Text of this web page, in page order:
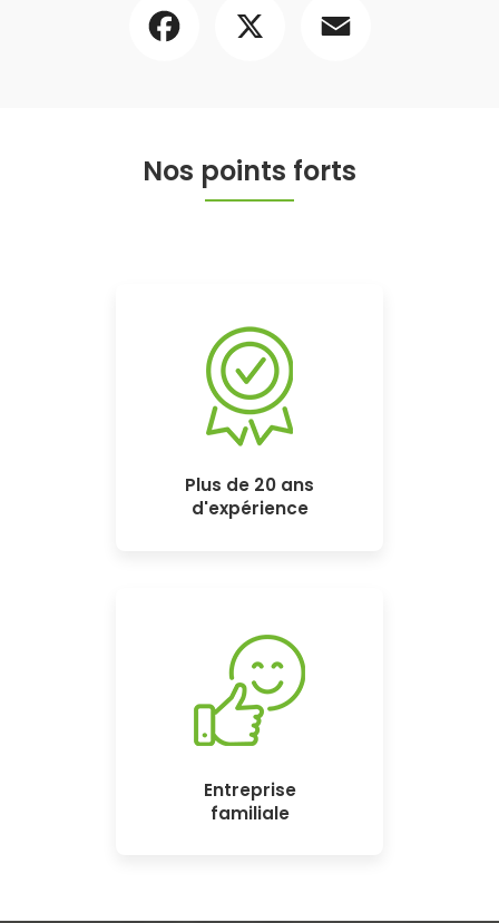
Nos points forts
Plus de 20 ans
d'expérience
Entreprise
familiale